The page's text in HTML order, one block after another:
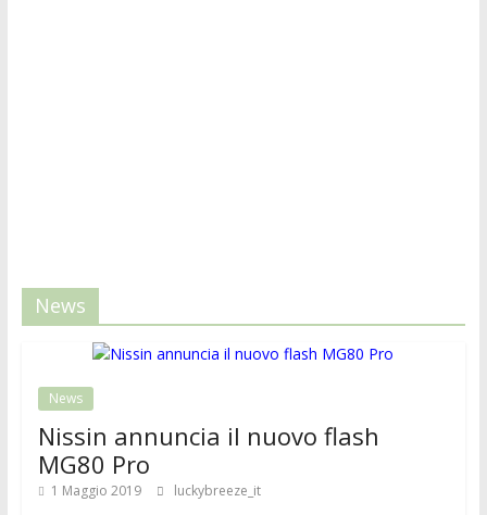
News
News
Nissin annuncia il nuovo flash
MG80 Pro
1 Maggio 2019 luckybreeze_it